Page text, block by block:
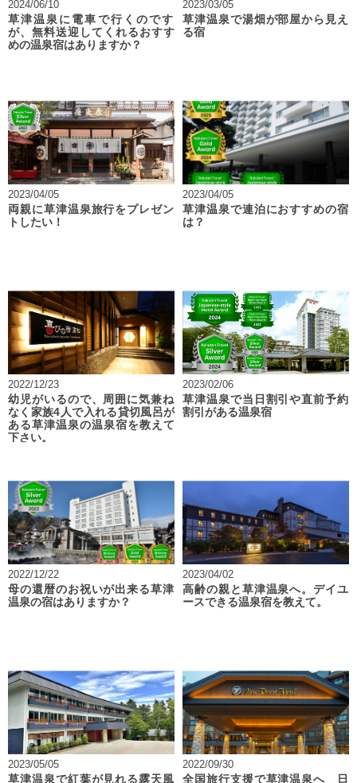
2024/06/10
草津温泉に電車で行くのです
が、無料送迎してくれるおすす
めの温泉宿はありますか？
2023/03/05
草津温泉で湯畑が部屋から見え
る宿
2023/04/05
両親に草津温泉旅行をプレゼン
トしたい！
2023/04/05
草津温泉で連泊におすすめの宿
は？
2022/12/23
幼児がいるので、周囲に気兼ね
なく家族4人で入れる貸切風呂が
ある草津温泉の温泉宿を教えて
下さい。
2023/02/06
草津温泉で当日割引や直前予約
割引がある温泉宿
2022/12/22
母の還暦のお祝いが出来る草津
温泉の宿はありますか？
2023/04/02
高齢の親と草津温泉へ。デイユ
ースできる温泉宿を教えて。
2023/05/05
草津温泉で紅葉が見れる露天風
2022/09/30
全国旅行支援で草津温泉へ 日